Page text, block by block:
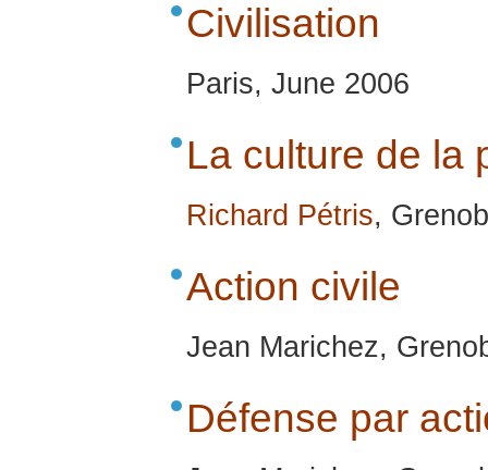
Civilisation
Paris, June 2006
La culture de la
Richard Pétris,
Action civile
Jean Marichez,
Défense par